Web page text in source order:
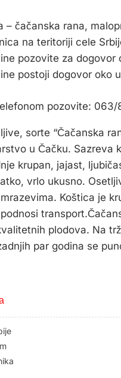
– čačanska rana,
na teritoriji cele
pozovite za dogovor
postoji dogovor oko
pozovite: 063/
sorte “Čačanska
u Čačku. Sazreva
krupan, jajast,
vrlo ukusno.
Koštica je
plodova. Na
par godina se